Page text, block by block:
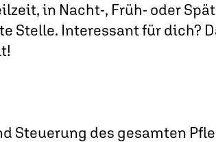
in Nacht-, Früh- oder
Stelle. Interessant für dich?
Steuerung des gesamten